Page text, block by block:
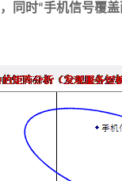
，同时“手机信号覆